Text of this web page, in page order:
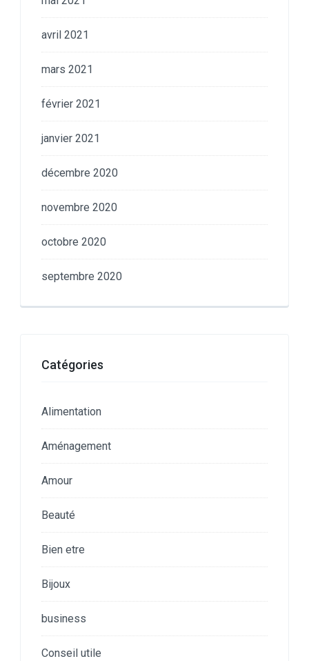
avril 2021
mars 2021
février 2021
janvier 2021
décembre 2020
novembre 2020
octobre 2020
septembre 2020
Catégories
Alimentation
Aménagement
Amour
Beauté
Bien etre
Bijoux
business
Conseil utile